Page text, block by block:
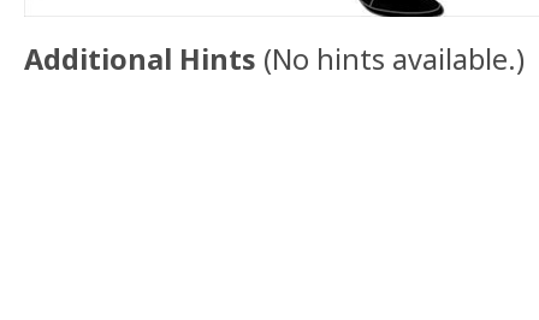
Additional Hints (No hints available.)